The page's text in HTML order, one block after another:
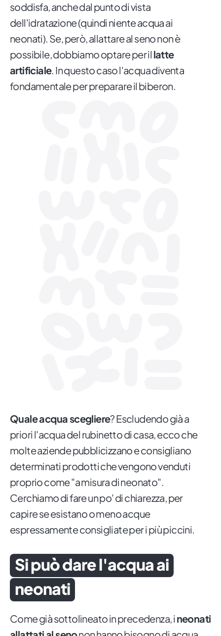
soddisfa, anche dal punto di vista
dell'idratazione (quindi niente acqua ai
neonati). Se, però, allattare al seno non è
possibile, dobbiamo optare per il latte
artificiale. In questo caso l'acqua diventa
fondamentale per preparare il biberon.
Quale acqua scegliere? Escludendo già a
priori l'acqua del rubinetto di casa, ecco che
molte aziende pubblicizzano e consigliano
determinati prodotti che vengono venduti
proprio come "a misura di neonato".
Cerchiamo di fare un po' di chiarezza, per
capire se esistano o meno acque
espressamente consigliate per i più piccini.
Si può dare l'acqua ai
neonati
Come già sottolineato in precedenza, i neonati